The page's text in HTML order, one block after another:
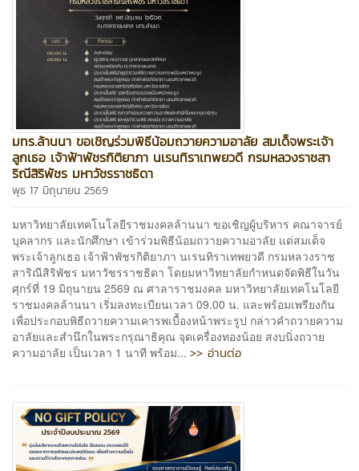
มทร.ล้านนา ขอเชิญร่วมพิธีน้อมถวายความอาลัย สมเด็จพระเจ้า
ลูกเธอ เจ้าฟ้าพัชรกิติยาภา นเรนทิราเทพยวดี กรมหลวงราชสา
ริณีสิริพัชร มหาวัชรราชธิดา
พุธ 17 มิถุนายน 2569
มหาวิทยาลัยเทคโนโลยีราชมงคลล้านนา ขอเชิญผู้บริหาร คณาจารย์
บุคลากร และนักศึกษา เข้าร่วมพิธีน้อมถวายความอาลัย แด่สมเด็จ
พระเจ้าลูกเธอ เจ้าฟ้าพัชรกิติยาภา นเรนทิราเทพยวดี กรมหลวงราช
สาริณีสิริพัชร มหาวัชรราชธิดา โดยมหาวิทยาลัยกำหนดจัดพิธีในวัน
ศุกร์ที่ 19 มิถุนายน 2569 ณ ศาลาราชมงคล มหาวิทยาลัยเทคโนโลยี
ราชมงคลล้านนา เริ่มลงทะเบียนเวลา 09.00 น. และพร้อมเพรียงกัน
เพื่อประกอบพิธีถวายความเคารพเบื้องหน้าพระรูป กล่าวคำถวายความ
อาลัยและสำนึกในพระกรุณาธิคุณ จุดเครื่องทองน้อย สงบนิ่งถวาย
ความอาลัย เป็นเวลา 1 นาที พร้อม... >> อ่านต่อ